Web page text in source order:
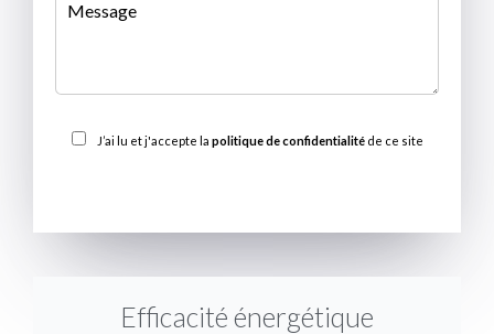
J’ai lu et j'accepte la politique de confidentialitéde ce site
Efficacité énergétique